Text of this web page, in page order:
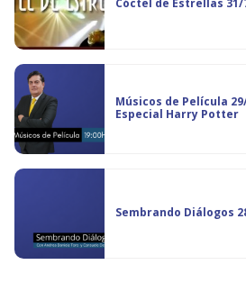
Cóctel de Estrellas 31/
Músicos de Película
Especial Harry Potter
Sembrando Diálogos